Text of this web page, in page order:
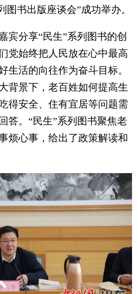
书出版座谈会”成功举办。
分享“民生”系列图书的创
党始终把人民放在心中最高
生活的向往作为奋斗目标。
背景下，老百姓如何提高生
得安全、住有宜居等问题需
答。“民生”系列图书聚焦老
烦心事，给出了政策解读和